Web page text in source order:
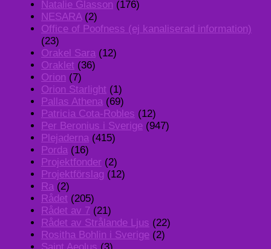
Natalie Glasson (176)
NESARA(2)
Office of Poofness (ej kanaliserad information)
(23)
Orakel Sara (12)
Oraklet (36)
Orion (7)
Orion Starlight (1)
Pallas Athena (69)
Patricia Cota-Robles (12)
Per Beronius i Sverige (947)
Plejaderna (415)
Porda (16)
Projektfonder (2)
Projektförslag (12)
Ra (2)
Rådet (205)
Rådet av 7 (21)
Rådet av Strålande Ljus (22)
Rositha Bohlin i Sverige (2)